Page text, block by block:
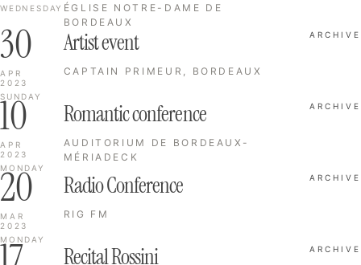
WEDNESDAY ÉGLISE NOTRE-DAME DE
BORDEAUX
30
APR
2023
SUNDAY
Artist event
CAPTAIN PRIMEUR, BORDEAUX
ARCHIVE
10
APR
2023
MONDAY
Romantic conference
AUDITORIUM DE BORDEAUX-
MÉRIADECK
ARCHIVE
20
MAR
2023
MONDAY
Radio Conference
RIG FM
ARCHIVE
Recital Rossini ARCHIVE